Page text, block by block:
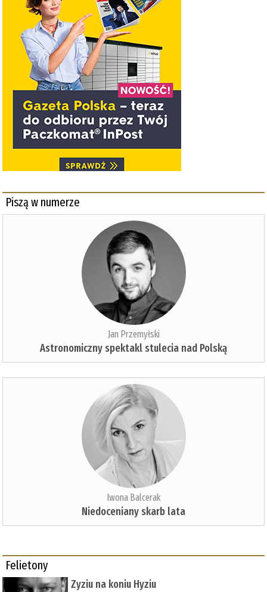
Piszą w numerze
Jan Przemyłski
Astronomiczny spektakl stulecia nad Polską
Iwona Balcerak
Niedoceniany skarb lata
Felietony
Zyziu na koniu Hyziu